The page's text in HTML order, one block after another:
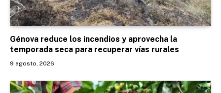
Génova reduce los incendios y aprovecha la
temporada seca para recuperar vías rurales
9 agosto, 2026